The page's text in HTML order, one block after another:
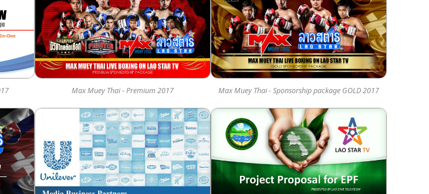
Max Muey Thai - Premium 2017 Max Muey Thai - Sponsorship package GOLD 2017